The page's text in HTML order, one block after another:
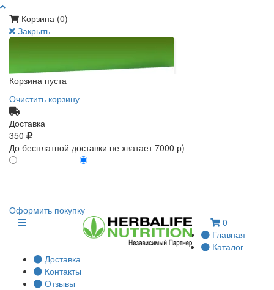
Корзина (0)
Закрыть
Корзина пуста
Очистить корзину
Доставка
350
До бесплатной доставки не хватает 7000 р)
Оформить покупку
0
Главная
Каталог
Доставка
Контакты
Отзывы